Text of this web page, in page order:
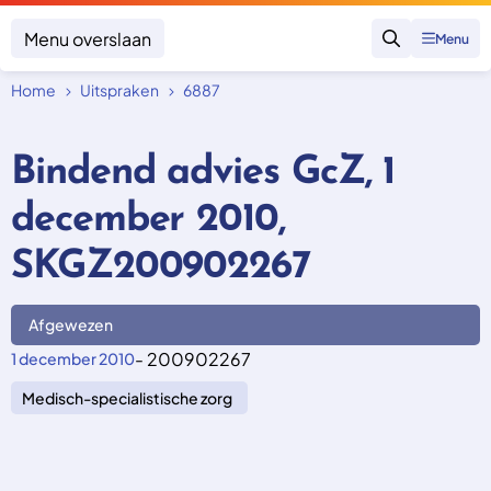
Menu overslaan
Zoeken
Menu
Onderwerpen
Zorgverzekering afsluiten
Vergoeding van zorg
Zorg in het buitenland
Geen zorgverzekering
Focus en impact
Uitspraken
Over SKGZ
Nieuws
Home Uitspraken 6887
Bindend advies GcZ, 1
december 2010,
SKGZ200902267
Afgewezen
1 december 2010- 200902267
Medisch-specialistische zorg